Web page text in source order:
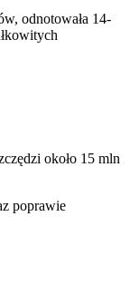
odnotowała 14-
około 15 mln
poprawie